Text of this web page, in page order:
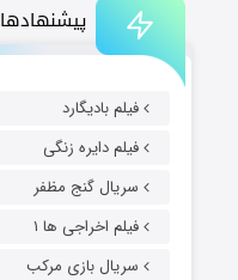
پیشنهادها
فیلم بادیگارد
فیلم دایره زنگی
سریال گنج مظفر
فیلم اخراجی ها ۱
سریال بازی مرکب